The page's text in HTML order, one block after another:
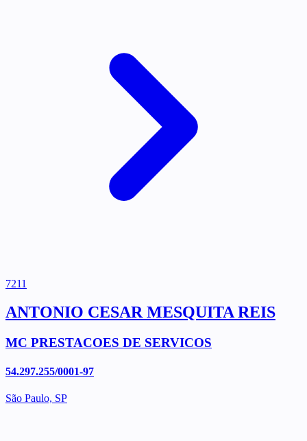
7211
ANTONIO CESAR MESQUITA REIS
MC PRESTACOES DE SERVICOS
54.297.255/0001-97
São Paulo, SP